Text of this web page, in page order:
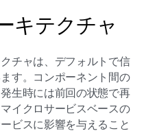
キテクチャ
チャは、デフォルトで信
す。コンポーネント間の
生時には前回の状態で再
イクロサービスベースの
ビスに影響を与えること